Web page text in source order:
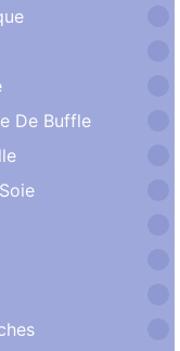
De Buffle